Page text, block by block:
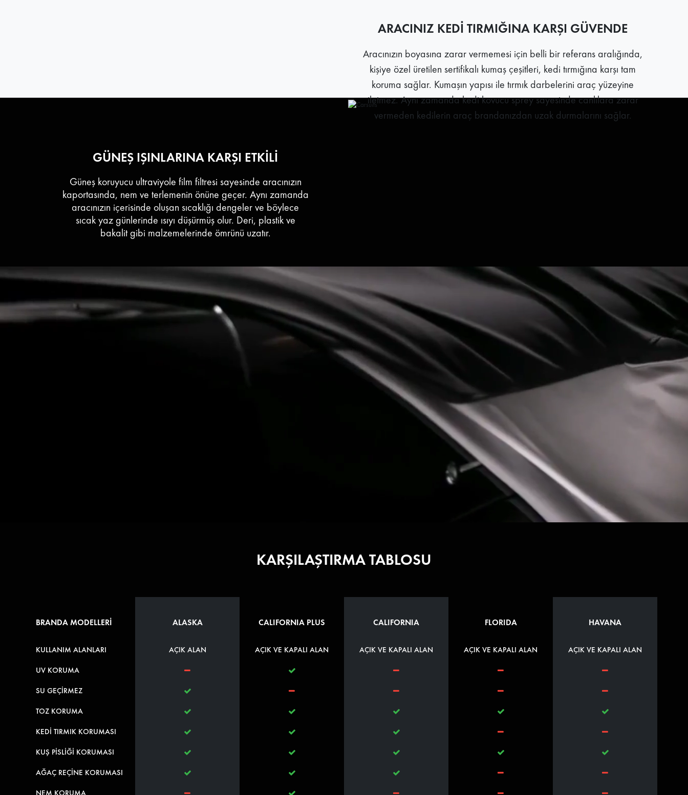
ARACINIZ KEDİ TIRMIĞINA KARŞI GÜVENDE
Aracınızın boyasına zarar vermemesi için belli bir referans aralığında,
kişiye özel üretilen sertifikalı kumaş çeşitleri, kedi tırmığına karşı tam
koruma sağlar. Kumaşın yapısı ile tırmık darbelerini araç yüzeyine
iletmez. Aynı zamanda kedi kovucu sprey sayesinde canlılara zarar
vermeden kedilerin araç brandanızdan uzak durmalarını sağlar.
GÜNEŞ IŞINLARINA KARŞI ETKİLİ
Güneş koruyucu ultraviyole film filtresi sayesinde aracınızın
kaportasında, nem ve terlemenin önüne geçer. Aynı zamanda
aracınızın içerisinde oluşan sıcaklığı dengeler ve böylece
sıcak yaz günlerinde ısıyı düşürmüş olur. Deri, plastik ve
bakalit gibi malzemelerinde ömrünü uzatır.
KARŞILAŞTIRMA TABLOSU
BRANDA MODELLERİ
KULLANIM ALANLARI
UV KORUMA
SU GEÇİRMEZ
TOZ KORUMA
KEDİ TIRMIK KORUMASI
KUŞ PİSLİĞİ KORUMASI
AĞAÇ REÇİNE KORUMASI
ALASKA
AÇIK ALAN
CALIFORNIA PLUS
AÇIK VE KAPALI ALAN
CALIFORNIA
AÇIK VE KAPALI ALAN
FLORIDA
AÇIK VE KAPALI ALAN
HAVANA
AÇIK VE KAPALI ALAN